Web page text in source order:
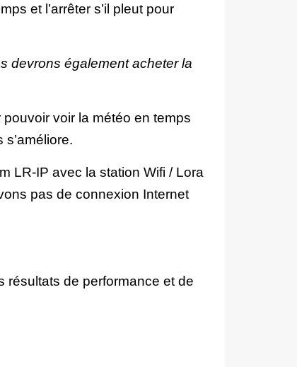
et l’arrêter s’il pleut pour
devrons également acheter la
pouvoir voir la météo en temps
s’améliore.
LR-IP avec la station Wifi / Lora
pas de connexion Internet
résultats de performance et de